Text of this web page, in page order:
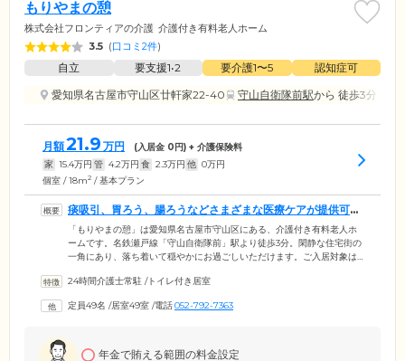
もりやまの憩
株式会社フロンティアの介護 介護付き有料老人ホーム
3.5 (口コミ2件)
自立 要支援1•2 要介護1〜5
認知症可
愛知県名古屋市守山区廿軒家22-40
守山自衛隊前駅から 徒歩3分
月額21.9 万円 (入居金 0円) + 介護保険料
家 15.4万円 管 4.2万円 食 2.3万円 他 0万円
個室 / 18m2 / 基本プラン
痰吸引、胃ろう、腸ろうなどさまざまな医療ケアが提供可能
です
「もりやまの憩」は愛知県名古屋市守山区にある、介護付き有料老人ホ
ームです。名鉄瀬戸線「守山自衛隊前」駅より徒歩3分。閑静な住宅街の
一角にあり、落ち着いて穏やかにお過ごしいただけます。ご入居対象は
行為事業者の登録を受けているため、口腔や鼻腔からの痰吸引や胃ろ
師が常駐しているため、ストーマ、人工透析、在宅酸素、インスリン、
24時間介護士常駐 /トイレ付き居室
定員49名 /居室49室 /電話052-792-7363
年金で賄える範囲の料金設定